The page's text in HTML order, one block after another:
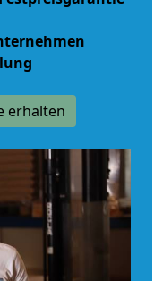
erhalten